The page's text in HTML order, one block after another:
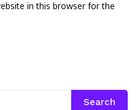
in this browser for the
Search